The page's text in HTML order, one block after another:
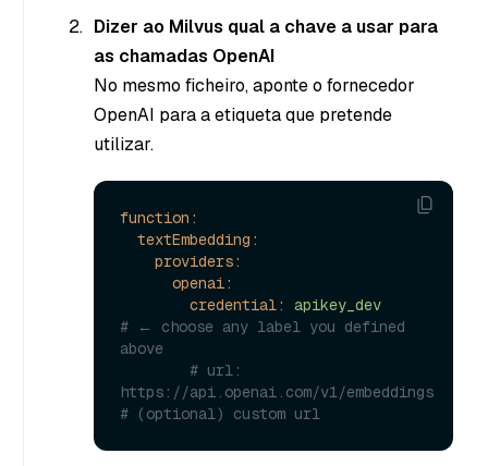
Dizer ao Milvus qual a chave a usar para
as chamadas OpenAI
No mesmo ficheiro, aponte o fornecedor
OpenAI para a etiqueta que pretende
utilizar.
function:
textEmbedding:
providers:
openai:
credential:
apikey_dev
# ← choose any label you defined
above
# url:
https://api.openai.com/v1/embeddings
# (optional) custom url